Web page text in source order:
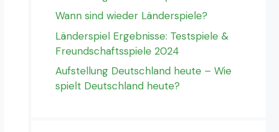
Wann sind wieder Länderspiele?
Länderspiel Ergebnisse: Testspiele &
Freundschaftsspiele 2024
Aufstellung Deutschland heute – Wie
spielt Deutschland heute?